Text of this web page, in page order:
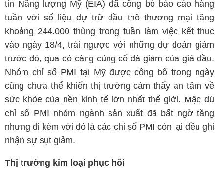
tin Năng lượng Mỹ (EIA) đã công bố báo cáo hàng
tuần với số liệu dự trữ dầu thô thương mại tăng
khoảng 244.000 thùng trong tuần làm việc kết thuc
vào ngày 18/4, trái ngược với những dự đoán giảm
trước đó, qua đó càng củng cố đà giảm của giá dầu.
Nhóm chỉ số PMI tại Mỹ được công bố trong ngày
cũng chưa thể khiến thị trường cảm thấy an tâm về
sức khỏe của nền kinh tế lớn nhất thế giới. Mặc dù
chỉ số PMI nhóm ngành sản xuất đã bất ngờ tăng
nhưng đi kèm với đó là các chỉ số PMI còn lại đều ghi
nhận sự sụt giảm.
Thị trường kim loại phục hồi